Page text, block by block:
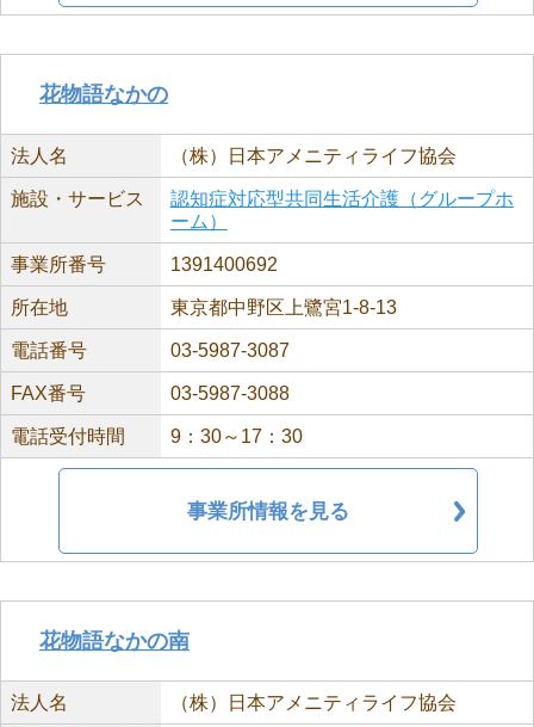
花物語なかの
法人名 （株）日本アメニティライフ協会
施設・サービス
認知症対応型共同生活介護（グループホ
ーム）
事業所番号 1391400692
所在地 東京都中野区上鷺宮1-8-13
電話番号 03-5987-3087
FAX番号 03-5987-3088
電話受付時間 9：30～17：30
事業所情報を見る
花物語なかの南
法人名 （株）日本アメニティライフ協会